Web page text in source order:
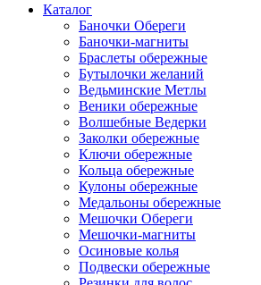
Каталог
Баночки Обереги
Баночки-магниты
Браслеты обережные
Бутылочки желаний
Ведьминские Метлы
Веники обережные
Волшебные Ведерки
Заколки обережные
Ключи обережные
Кольца обережные
Кулоны обережные
Медальоны обережные
Мешочки Обереги
Мешочки-магниты
Осиновые колья
Подвески обережные